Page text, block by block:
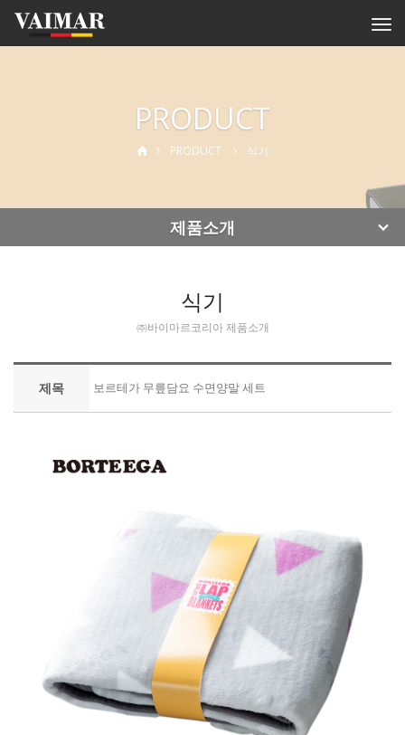
PRODUCT
PRODUCT 식기
제품소개
식기
㈜바이마르코리아 제품소개
제목 보르테가 무릎담요 수면양말 세트